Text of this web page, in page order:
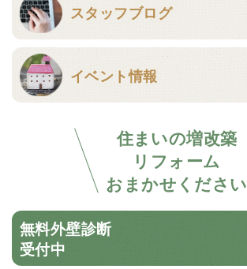
スタッフブログ
イベント情報
住まいの増改築
リフォーム
おまかせください
無料外壁診断
受付中